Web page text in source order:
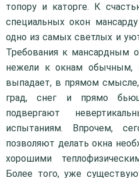
топору и каторге. К
специальных окон
одно из самых светлых и
Требования к мансардным
нежели к окнам обычным,
выпадает, в прямом
град, снег и прямо
подвергают
испытаниям. Впрочем,
позволяют делать окна
хорошими
Более того, уже